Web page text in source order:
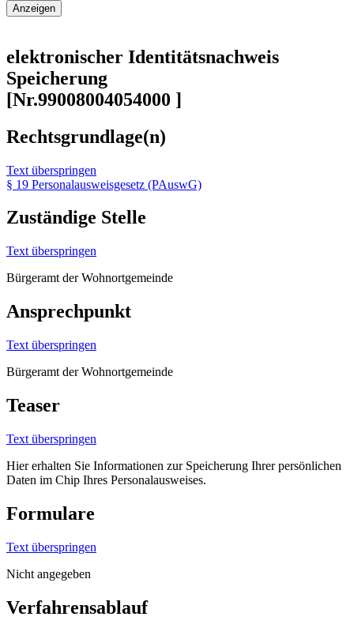
elektronischer Identitätsnachweis
Speicherung
[Nr.99008004054000 ]
Rechtsgrundlage(n)
Text überspringen
§ 19 Personalausweisgesetz (PAuswG)
Zuständige Stelle
Text überspringen
Bürgeramt der Wohnortgemeinde
Ansprechpunkt
Text überspringen
Bürgeramt der Wohnortgemeinde
Teaser
Text überspringen
Hier erhalten Sie Informationen zur Speicherung Ihrer persönlichen
Daten im Chip Ihres Personalausweises.
Formulare
Text überspringen
Nicht angegeben
Verfahrensablauf